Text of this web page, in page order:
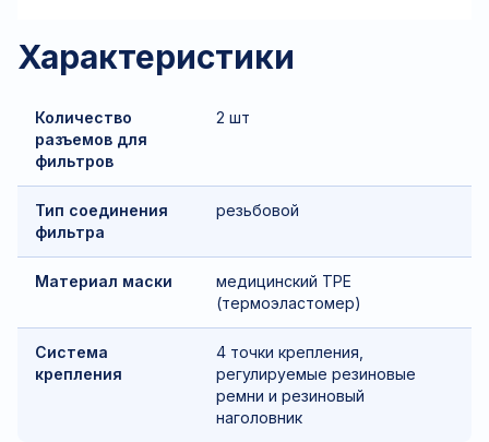
Характеристики
Количество
разъемов для
фильтров
2 шт
Тип соединения
фильтра
резьбовой
Материал маски
медицинский TPE
(термоэластомер)
Система
крепления
4 точки крепления,
регулируемые резиновые
ремни и резиновый
наголовник